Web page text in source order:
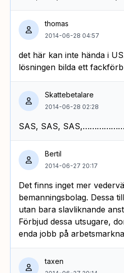
thomas
2014-06-28 04:57
det här kan inte hända i
lösningen bilda ett
Skattebetalare
2014-06-28 02:28
SAS, SAS,
Bertil
2014-06-27 20:17
Det finns inget mer
bemanningsbolag. Dessa
utan bara slavliknande
Förbjud dessa utsugare,
enda jobb på
taxen